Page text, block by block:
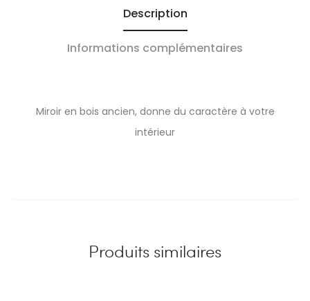
Description
Informations complémentaires
Miroir en bois ancien, donne du caractère à votre
intérieur
Produits similaires